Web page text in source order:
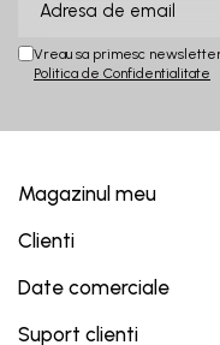
Vreau sa primesc
Politica de Confidentialitate
Magazinul meu
Clienti
Date comerciale
Suport clienti